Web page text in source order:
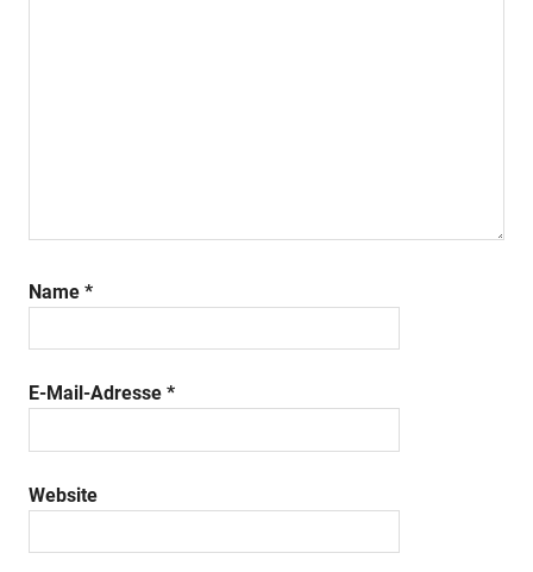
Name *
E-Mail-Adresse *
Website